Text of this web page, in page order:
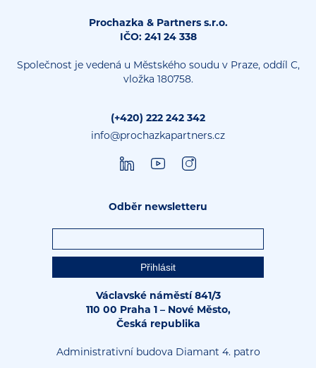
Prochazka & Partners s.r.o.
IČO: 241 24 338
Společnost je vedená u Městského soudu v Praze, oddíl C,
vložka 180758.
(+420) 222 242 342
info@prochazkapartners.cz
Odběr newsletteru
Václavské náměstí 841/3
110 00 Praha 1 – Nové Město,
Česká republika
Administrativní budova Diamant 4. patro